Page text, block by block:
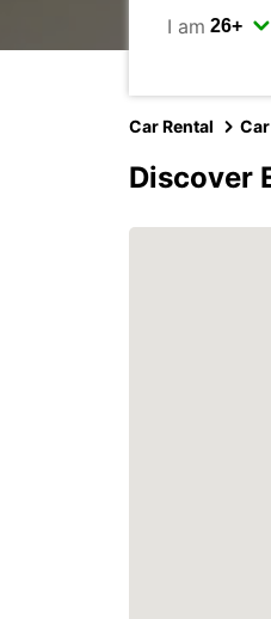
I am
Car Rental
Discover